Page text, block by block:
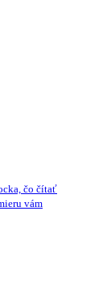
čo čítať
vám